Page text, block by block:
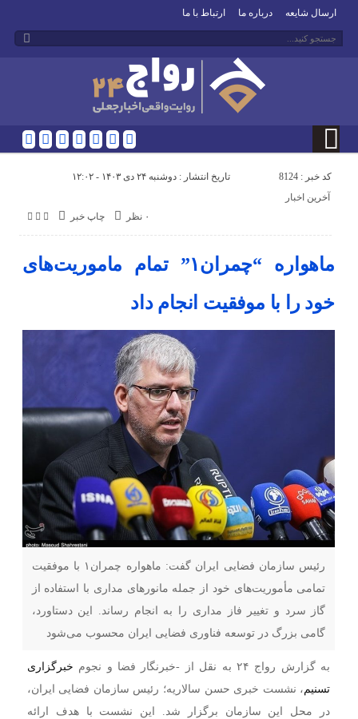
ارسال شایعه درباره ما ارتباط با ما
کد خبر : 8124 تاریخ انتشار : دوشنبه ۲۴ دی ۱۴۰۳ - ۱۲:۰۲
چاپ خبر ۰ نظر
آخرین اخبار
ماهواره “چمران۱” تمام ماموریت‌های
خود را با موفقیت انجام داد
رئیس سازمان فضایی ایران گفت: ماهواره چمران۱ با موفقیت
تمامی مأموریت‌های خود از جمله مانورهای مداری با استفاده از
گاز سرد و تغییر فاز مداری را به انجام رساند. این دستاورد،
گامی بزرگ در توسعه فناوری فضایی ایران محسوب می‌شود
به گزارش رواج ۲۴ به نقل از -خبرنگار فضا و نجوم
خبرگزاری
تسنیم، نشست خبری حسن سالاریه؛ رئیس سازمان فضایی ایران،
در محل این سازمان برگزار شد. این نشست با هدف ارائه